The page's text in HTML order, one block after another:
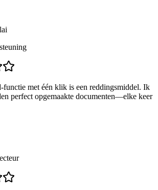
functie met één klik is een reddingsmiddel. Ik
perfect opgemaakte documenten—elke keer